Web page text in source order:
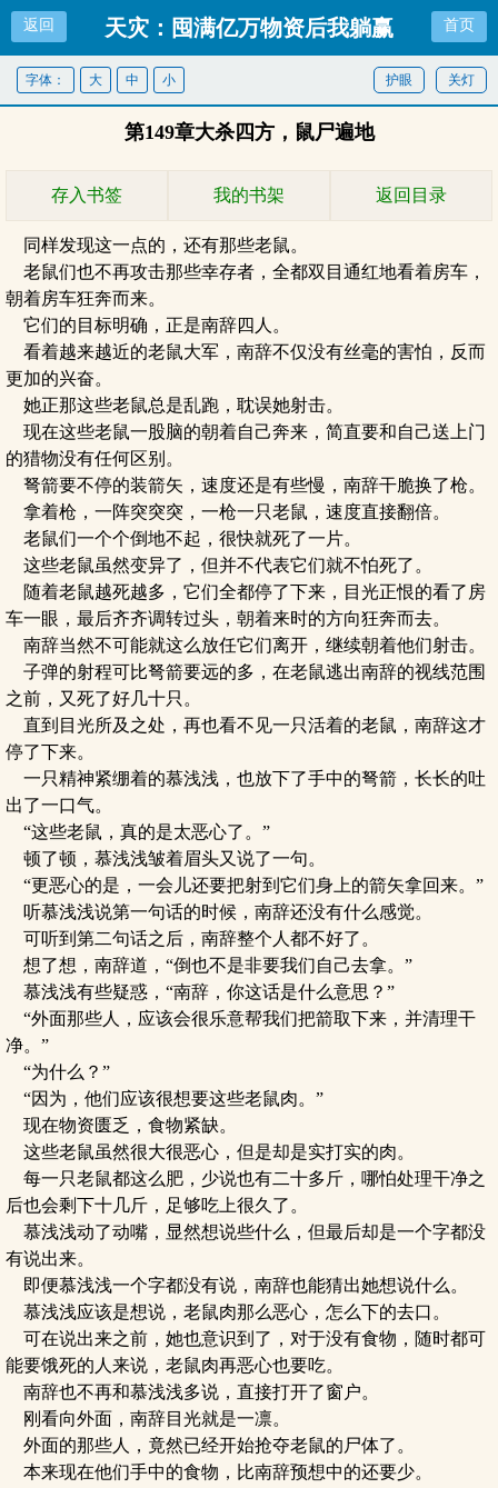
返回 天灾：囤满亿万物资后我躺赢 首页
关灯
护眼
字体： 大 中 小
第149章大杀四方，鼠尸遍地
存入书签 我的书架 返回目录
同样发现这一点的，还有那些老鼠。
老鼠们也不再攻击那些幸存者，全都双目通红地看着房车，
朝着房车狂奔而来。
它们的目标明确，正是南辞四人。
看着越来越近的老鼠大军，南辞不仅没有丝毫的害怕，反而
更加的兴奋。
她正那这些老鼠总是乱跑，耽误她射击。
现在这些老鼠一股脑的朝着自己奔来，简直要和自己送上门
的猎物没有任何区别。
弩箭要不停的装箭矢，速度还是有些慢，南辞干脆换了枪。
拿着枪，一阵突突突，一枪一只老鼠，速度直接翻倍。
老鼠们一个个倒地不起，很快就死了一片。
这些老鼠虽然变异了，但并不代表它们就不怕死了。
随着老鼠越死越多，它们全都停了下来，目光正恨的看了房
车一眼，最后齐齐调转过头，朝着来时的方向狂奔而去。
南辞当然不可能就这么放任它们离开，继续朝着他们射击。
子弹的射程可比弩箭要远的多，在老鼠逃出南辞的视线范围
之前，又死了好几十只。
直到目光所及之处，再也看不见一只活着的老鼠，南辞这才
停了下来。
一只精神紧绷着的慕浅浅，也放下了手中的弩箭，长长的吐
出了一口气。
“这些老鼠，真的是太恶心了。”
顿了顿，慕浅浅皱着眉头又说了一句。
“更恶心的是，一会儿还要把射到它们身上的箭矢拿回来。”
听慕浅浅说第一句话的时候，南辞还没有什么感觉。
可听到第二句话之后，南辞整个人都不好了。
想了想，南辞道，“倒也不是非要我们自己去拿。”
慕浅浅有些疑惑，“南辞，你这话是什么意思？”
“外面那些人，应该会很乐意帮我们把箭取下来，并清理干
净。”
“为什么？”
“因为，他们应该很想要这些老鼠肉。”
现在物资匮乏，食物紧缺。
这些老鼠虽然很大很恶心，但是却是实打实的肉。
每一只老鼠都这么肥，少说也有二十多斤，哪怕处理干净之
后也会剩下十几斤，足够吃上很久了。
慕浅浅动了动嘴，显然想说些什么，但最后却是一个字都没
有说出来。
即便慕浅浅一个字都没有说，南辞也能猜出她想说什么。
慕浅浅应该是想说，老鼠肉那么恶心，怎么下的去口。
可在说出来之前，她也意识到了，对于没有食物，随时都可
能要饿死的人来说，老鼠肉再恶心也要吃。
南辞也不再和慕浅浅多说，直接打开了窗户。
刚看向外面，南辞目光就是一凛。
外面的那些人，竟然已经开始抢夺老鼠的尸体了。
本来现在他们手中的食物，比南辞预想中的还要少。